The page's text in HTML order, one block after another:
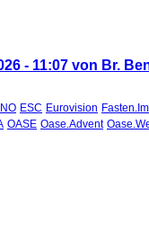
- 11:07 von Br.
ESC Eurovision
OASE Oase.Advent